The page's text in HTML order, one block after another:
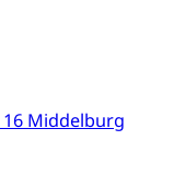
Middelburg